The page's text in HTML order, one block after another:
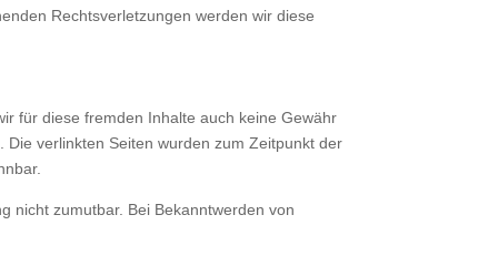
Rechtsverletzungen werden wir diese
für diese fremden Inhalte auch keine Gewähr
verlinkten Seiten wurden zum Zeitpunkt der
nicht zumutbar. Bei Bekanntwerden von